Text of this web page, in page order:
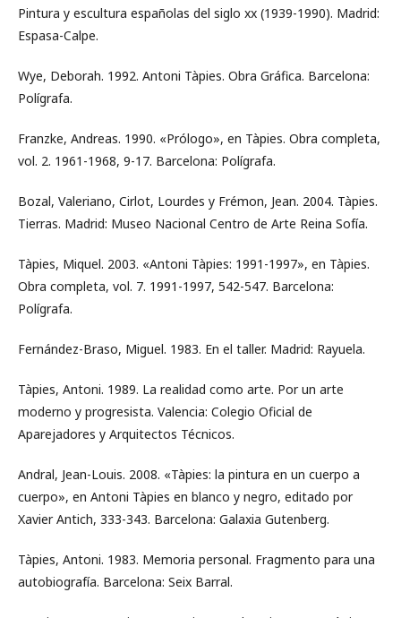
Pintura y escultura españolas del siglo xx (1939-1990). Madrid:
Espasa-Calpe.
Wye, Deborah. 1992. Antoni Tàpies. Obra Gráfica. Barcelona:
Polígrafa.
Franzke, Andreas. 1990. «Prólogo», en Tàpies. Obra completa,
vol. 2. 1961-1968, 9-17. Barcelona: Polígrafa.
Bozal, Valeriano, Cirlot, Lourdes y Frémon, Jean. 2004. Tàpies.
Tierras. Madrid: Museo Nacional Centro de Arte Reina Sofía.
Tàpies, Miquel. 2003. «Antoni Tàpies: 1991-1997», en Tàpies.
Obra completa, vol. 7. 1991-1997, 542-547. Barcelona:
Polígrafa.
Fernández-Braso, Miguel. 1983. En el taller. Madrid: Rayuela.
Tàpies, Antoni. 1989. La realidad como arte. Por un arte
moderno y progresista. Valencia: Colegio Oficial de
Aparejadores y Arquitectos Técnicos.
Andral, Jean-Louis. 2008. «Tàpies: la pintura en un cuerpo a
cuerpo», en Antoni Tàpies en blanco y negro, editado por
Xavier Antich, 333-343. Barcelona: Galaxia Gutenberg.
Tàpies, Antoni. 1983. Memoria personal. Fragmento para una
autobiografía. Barcelona: Seix Barral.